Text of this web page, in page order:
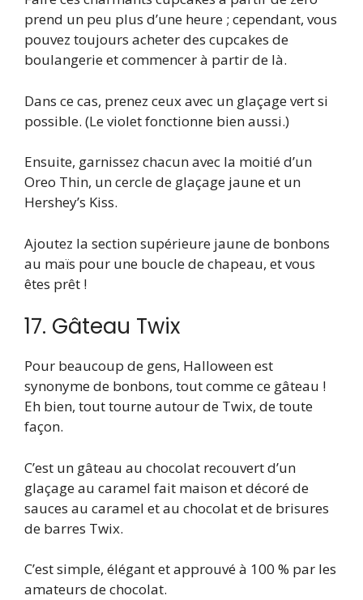
prend un peu plus d’une heure ; cependant, vous
pouvez toujours acheter des cupcakes de
boulangerie et commencer à partir de là.
Dans ce cas, prenez ceux avec un glaçage vert si
possible. (Le violet fonctionne bien aussi.)
Ensuite, garnissez chacun avec la moitié d’un
Oreo Thin, un cercle de glaçage jaune et un
Hershey’s Kiss.
Ajoutez la section supérieure jaune de bonbons
au maïs pour une boucle de chapeau, et vous
êtes prêt !
17. Gâteau Twix
Pour beaucoup de gens, Halloween est
synonyme de bonbons, tout comme ce gâteau !
Eh bien, tout tourne autour de Twix, de toute
façon.
C’est un gâteau au chocolat recouvert d’un
glaçage au caramel fait maison et décoré de
sauces au caramel et au chocolat et de brisures
de barres Twix.
C’est simple, élégant et approuvé à 100 % par les
amateurs de chocolat.